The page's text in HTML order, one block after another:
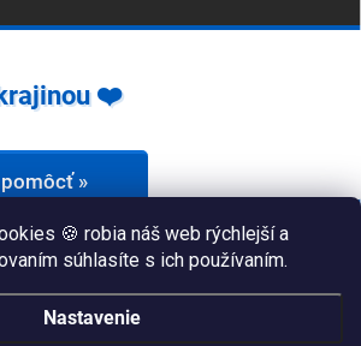
🍪 robia náš web rýchlejší a
súhlasíte s ich používaním.
Nastavenie
❤️
»